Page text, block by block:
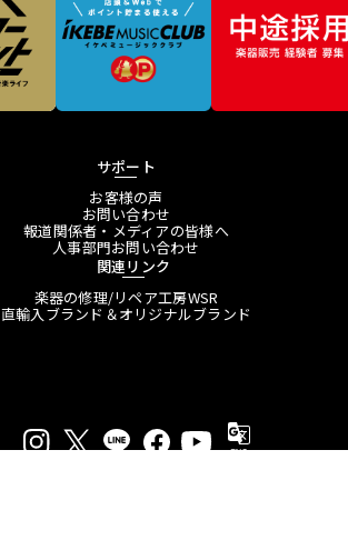
サポート
お客様の声
お問い合わせ
報道関係者・メディアの皆様へ
人事部門お問い合わせ
関連リンク
楽器の修理/リペア工房WSR
直輸入ブランド＆オリジナルブランド